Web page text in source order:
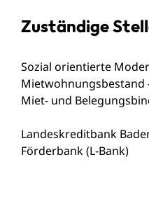
Zuständige
Sozial orientierte
Mietwohnungsbestand
Miet- und
Landeskreditbank
Förderbank (L-Bank)